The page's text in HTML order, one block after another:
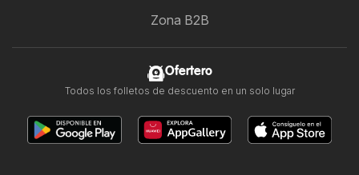
Zona B2B
Ofertero
Todos los folletos de descuento en un solo lugar